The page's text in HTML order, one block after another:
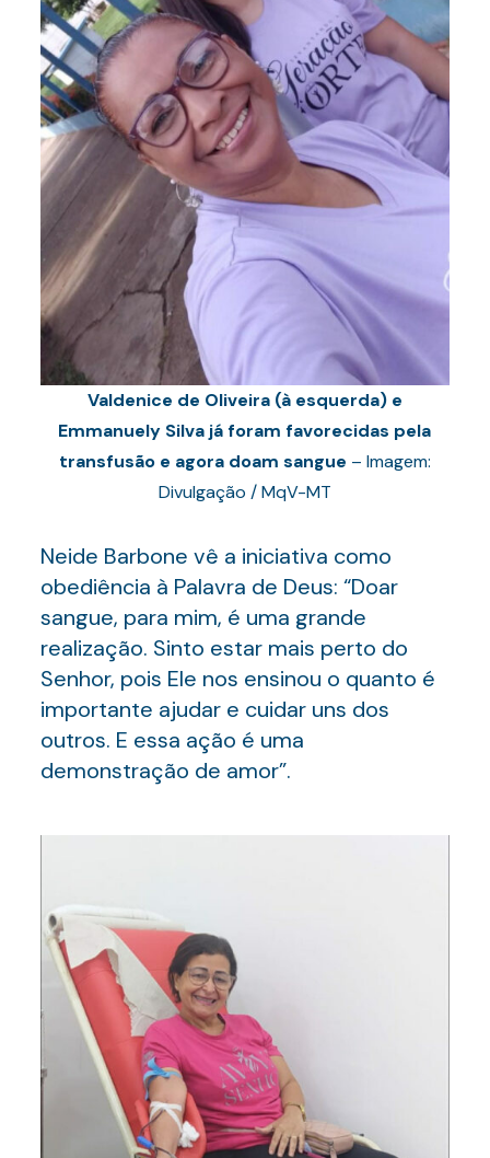
Valdenice de Oliveira (à esquerda) e
Emmanuely Silva já foram favorecidas pela
transfusão e agora doam sangue – Imagem:
Divulgação / MqV-MT
Neide Barbone vê a iniciativa como
obediência à Palavra de Deus: “Doar
sangue, para mim, é uma grande
realização. Sinto estar mais perto do
Senhor, pois Ele nos ensinou o quanto é
importante ajudar e cuidar uns dos
outros. E essa ação é uma
demonstração de amor”.